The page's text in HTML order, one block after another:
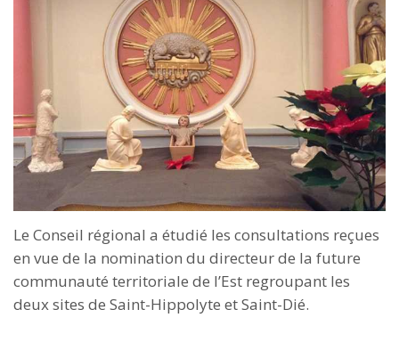
Le Conseil régional a étudié les consultations reçues
en vue de la nomination du directeur de la future
communauté territoriale de l’Est regroupant les
deux sites de Saint-Hippolyte et Saint-Dié.